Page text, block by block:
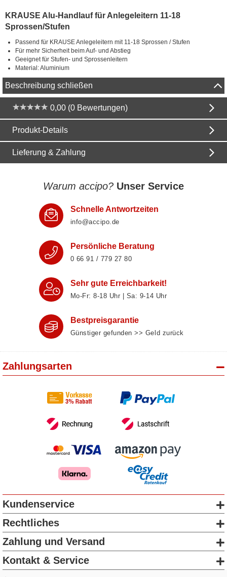
KRAUSE Alu-Handlauf für Anlegeleitern 11-18
Sprossen/Stufen
Passend für KRAUSE Anlegeleitern mit 11-18 Sprossen / Stufen
Für mehr Sicherheit beim Auf- und Abstieg
Geeignet für Stufen- und Sprossenleitern
Material: Aluminium
Beschreibung schließen
0,00 (0 Bewertungen)
Produkt-Details
Lieferung & Zahlung
Warum accipo? Unser Service
Schnelle Antwortzeiten
info@accipo.de
Persönliche Beratung
0 66 91 / 779 27 80
Sehr gute Erreichbarkeit!
Mo-Fr: 8‑18 Uhr | Sa: 9‑14 Uhr
Bestpreisgarantie
Günstiger gefunden >> Geld zurück
Zahlungsarten
Kundenservice
Rechtliches
Zahlung und Versand
Kontakt & Service